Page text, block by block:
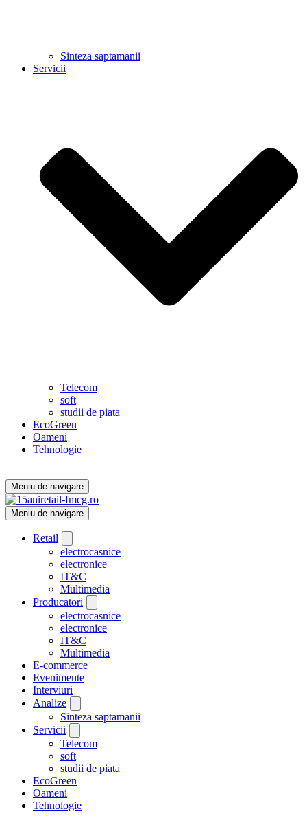
Sinteza saptamanii
Servicii
Telecom
soft
studii de piata
EcoGreen
Oameni
Tehnologie
Meniu de navigare
Meniu de navigare
Retail
electrocasnice
electronice
IT&C
Multimedia
Producatori
electrocasnice
electronice
IT&C
Multimedia
E-commerce
Evenimente
Interviuri
Analize
Sinteza saptamanii
Servicii
Telecom
soft
studii de piata
EcoGreen
Oameni
Tehnologie